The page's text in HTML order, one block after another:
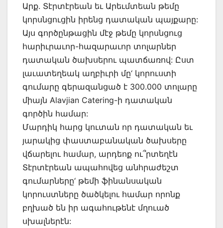
Արք. Տէրտէրեան եւ Արեւմտեան թեմը
կորսնցուցին իրենց դատական պայքարը:
Այս գործընթացին մէջ թեմը կորսնցուց
հարիւրաւոր-հազարաւոր տոլարներ
դատական ծախսերու պատճառով: Ըստ
լաւատեղեակ աղբիւրի մը‘ կորուստի
գումարը գերազանցած է 300.000 տոլարը
միայն Alavjian Catering-ի դատական
գործին համար:
Մարդիկ հարց կուտան որ դատական եւ
յարակից փաստաբանական ծախսերը
վճարելու համար, արդեոք ու՞րտեղէն
Տէրտէրեան ապահովեց անհրաժեշտ
գումարները‘ թեմի ֆինանսական
կորուստները ծածկելու համար որոնք
բղխած են իր ագահութենէ մղուած
սխալներէն: